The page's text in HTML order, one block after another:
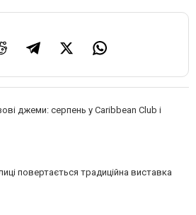
джеми: серпень у Caribbean Club і
повертається традиційна виставка